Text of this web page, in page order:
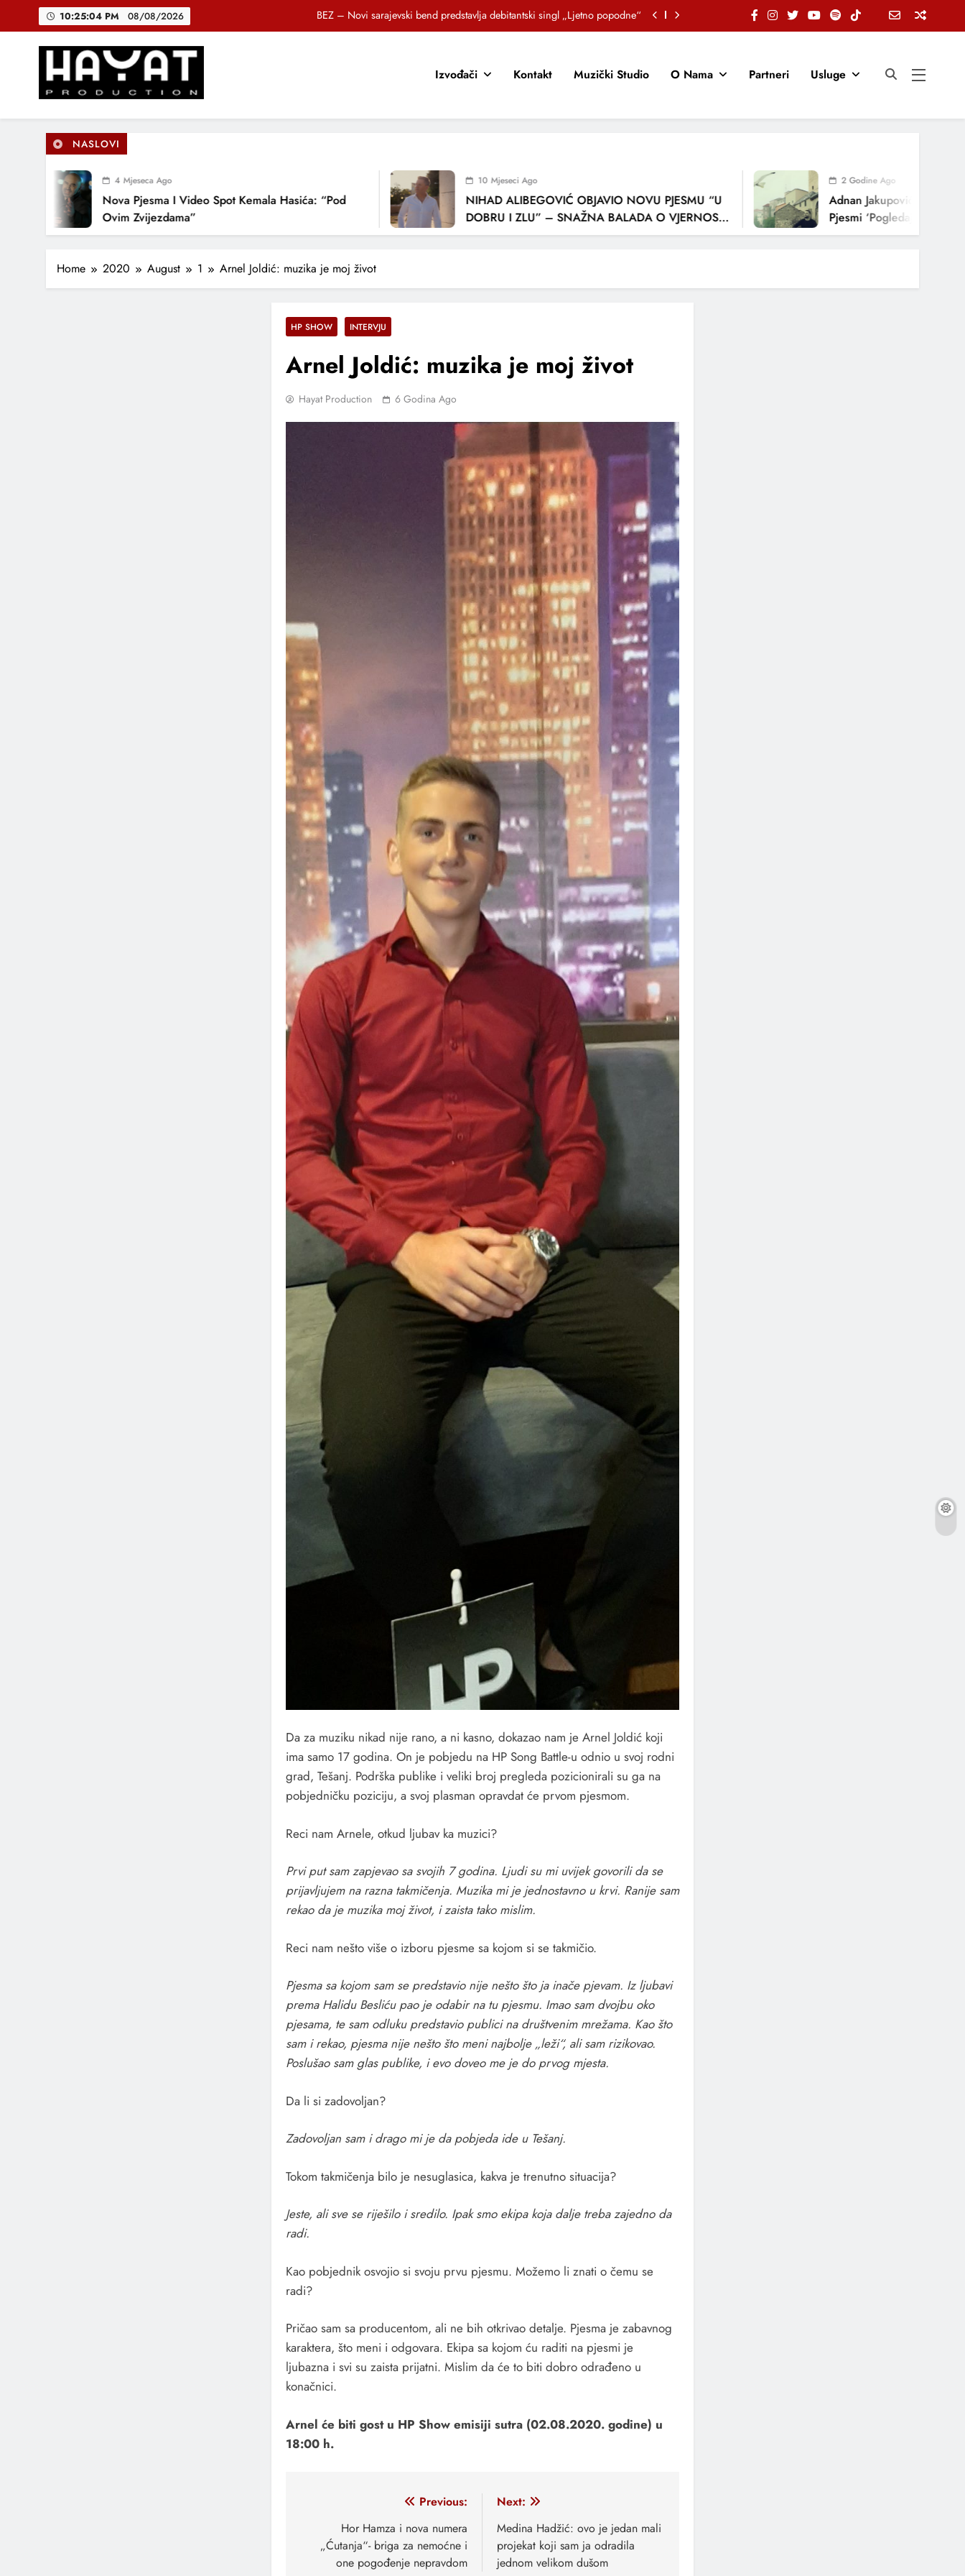
10:25:05 PM 08/08/2026
Brat i sestra, Biljana i Tedi Zeroski, predstavljaju novu pjesmu „Sreća je“
Muhamed Fazlagić Fazla predstavlja pjesmu “Lejla” iz mjuzikla Travnik je voljeti lako
DJEČIJI HOR SUNCOKRETI KROZ PJESMU POZVALI MALIŠANE NA DOBRE NAVIKE
Hayat Production
Promocija domaće muzike
Izvođači Kontakt Muzički Studio O Nama Partneri Usluge
NASLOVI
4 Mjeseca Ago
Nova Pjesma I Video Spot Kemala Hasića: “Pod
Ovim Zvijezdama”
10 Mjeseci Ago
NIHAD ALIBEGOVIĆ OBJAVIO NOVU PJESMU “U
DOBRU I ZLU” – SNAŽNA BALADA O VJERNOSTI,
LJUBAVI I VREMENU KOJE NAS MIJENJA
2 Godine Ago
Adnan Jakupović Donosi Snažnu
Pjesmi ‘Pogledaj Me’
Home 2020 August 1 Arnel Joldić: muzika je moj život
HP SHOW INTERVJU
Arnel Joldić: muzika je moj život
Hayat Production 6 Godina Ago
Da za muziku nikad nije rano, a ni kasno, dokazao nam je Arnel Joldić koji
ima samo 17 godina. On je pobjedu na HP Song Battle-u odnio u svoj rodni
grad, Tešanj. Podrška publike i veliki broj pregleda pozicionirali su ga na
pobjedničku poziciju, a svoj plasman opravdat će prvom pjesmom.
Reci nam Arnele, otkud ljubav ka muzici?
Prvi put sam zapjevao sa svojih 7 godina. Ljudi su mi uvijek govorili da se
prijavljujem na razna takmičenja. Muzika mi je jednostavno u krvi. Ranije sam
rekao da je muzika moj život, i zaista tako mislim.
Reci nam nešto više o izboru pjesme sa kojom si se takmičio.
Pjesma sa kojom sam se predstavio nije nešto što ja inače pjevam. Iz ljubavi
prema Halidu Besliću pao je odabir na tu pjesmu. Imao sam dvojbu oko
pjesama, te sam odluku predstavio publici na društvenim mrežama. Kao što
sam i rekao, pjesma nije nešto što meni najbolje „leži“, ali sam rizikovao.
Poslušao sam glas publike, i evo doveo me je do prvog mjesta.
Da li si zadovoljan?
Zadovoljan sam i drago mi je da pobjeda ide u Tešanj.
Tokom takmičenja bilo je nesuglasica, kakva je trenutno situacija?
Jeste, ali sve se riješilo i sredilo. Ipak smo ekipa koja dalje treba zajedno da
radi.
Kao pobjednik osvojio si svoju prvu pjesmu. Možemo li znati o čemu se
radi?
Pričao sam sa producentom, ali ne bih otkrivao detalje. Pjesma je zabavnog
karaktera, što meni i odgovara. Ekipa sa kojom ću raditi na pjesmi je
ljubazna i svi su zaista prijatni. Mislim da će to biti dobro odrađeno u
konačnici.
Arnel će biti gost u HP Show emisiji sutra (02.08.2020. godine) u
18:00 h.
članaka
Previous:
Hor Hamza i nova numera
„Ćutanja“- briga za nemoćne i
one pogođenje nepravdom
Next:
Medina Hadžić: ovo je jedan mali
projekat koji sam ja odradila
jednom velikom dušom